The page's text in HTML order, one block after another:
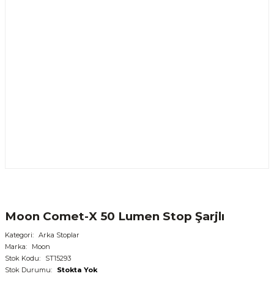
Moon Comet-X 50 Lumen Stop Şarjlı
Kategori
Arka Stoplar
Marka
Moon
Stok Kodu
ST15293
Stok Durumu
Stokta Yok